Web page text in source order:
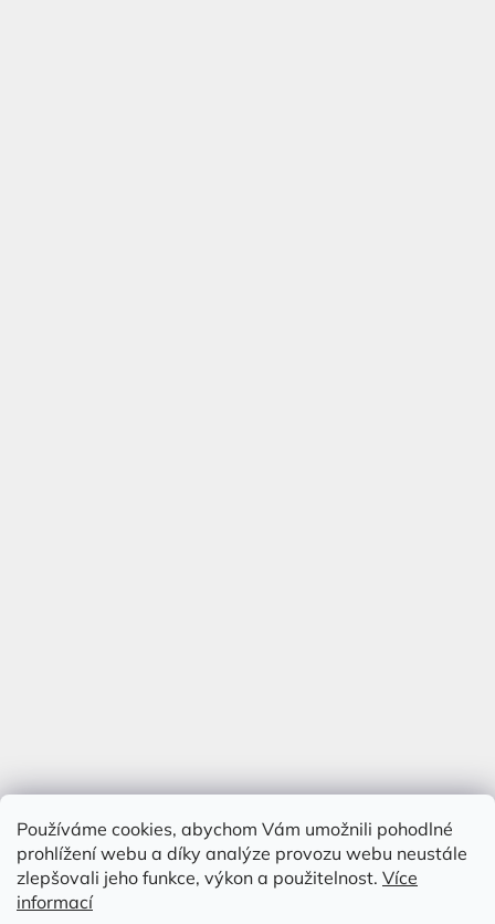
Používáme cookies, abychom Vám umožnili pohodlné
prohlížení webu a díky analýze provozu webu neustále
zlepšovali jeho funkce, výkon a použitelnost. Více
informací